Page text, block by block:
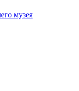
музея